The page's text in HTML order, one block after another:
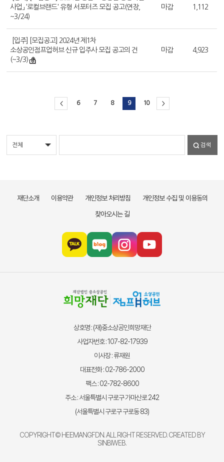
사업」 '로컬브랜드' 유형 서포터즈 모집 공고(연장,
~3/24)
마감 1,112
[입주] [모집공고] 2024년 제1차
소상공인점프업허브 신규 입주사 모집 공고의 건
(~3/3)
마감 4,923
< 6 7 8 9 10 >
검색
재단소개 이용약관 개인정보 처리방침
개인정보 수집 및 이용동의
찾아오시는 길
상호명 : (재)중소상공인희망재단
사업자번호 : 107-82-17939
이사장 : 류재원
대표전화 : 02-786-2000
팩스 : 02-782-8600
주소 : 서울특별시 구로구 가마산로 242
(서울특별시 구로구 구로동 83)
COPYRIGHT© HEEMANGFDN. ALL RIGHT RESERVED. CREATED BY
SINBIWEB.